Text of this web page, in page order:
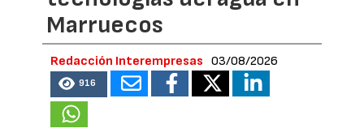
Marruecos
Redacción Interempresas 03/08/2026
916